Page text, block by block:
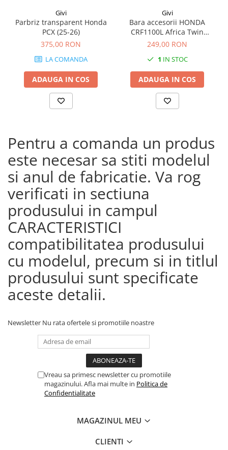
Givi
Parbriz transparent Honda
PCX (25-26)
375,00 RON
LA COMANDA
ADAUGA IN COS
Givi
Bara accesorii HONDA
CRF1100L Africa Twin
Adventure Sports (20 - 23)
Adventure Sports (24)
CRF1100L AFRICA TWIN (24)
CRF1100L Africa Twin (20 -
23)
249,00 RON
1 IN STOC
ADAUGA IN COS
Pentru a comanda un produs
este necesar sa stiti modelul
si anul de fabricatie. Va rog
verificati in sectiuna
produsului in campul
CARACTERISTICI
compatibilitatea produsului
cu modelul, precum si in titlul
produsului sunt specificate
aceste detalii.
Newsletter Nu rata ofertele si promotiile noastre
Vreau sa primesc newsletter cu promotiile
magazinului. Afla mai multe in Politica de
Confidentialitate
MAGAZINUL MEU
CLIENTI